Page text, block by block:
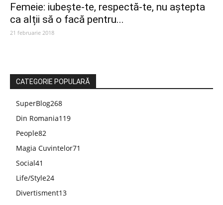
Femeie: iubește-te, respectă-te, nu aștepta
ca alții să o facă pentru...
21 februarie 2018
CATEGORIE POPULARĂ
SuperBlog268
Din Romania119
People82
Magia Cuvintelor71
Social41
Life/Style24
Divertisment13